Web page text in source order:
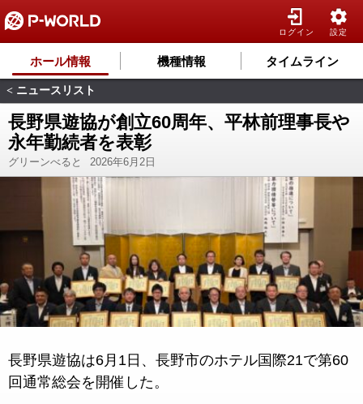
ログイン 設定
ホール情報 機種情報 タイムライン
< ニュースリスト
長野県遊協が創立60周年、平林前理事長や
永年勤続者を表彰
グリーンべると 2026年6月2日
長野県遊協は6月1日、長野市のホテル国際21で第60
回通常総会を開催した。